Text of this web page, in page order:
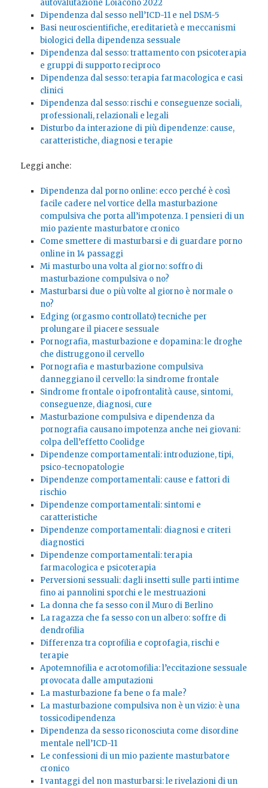
autovalutazione Loiacono 2022
Dipendenza dal sesso nell’ICD-11 e nel DSM-5
Basi neuroscientifiche, ereditarietà e meccanismi
biologici della dipendenza sessuale
Dipendenza dal sesso: trattamento con psicoterapia
e gruppi di supporto reciproco
Dipendenza dal sesso: terapia farmacologica e casi
clinici
Dipendenza dal sesso: rischi e conseguenze sociali,
professionali, relazionali e legali
Disturbo da interazione di più dipendenze: cause,
caratteristiche, diagnosi e terapie
Leggi anche:
Dipendenza dal porno online: ecco perché è così
facile cadere nel vortice della masturbazione
compulsiva che porta all’impotenza. I pensieri di un
mio paziente masturbatore cronico
Come smettere di masturbarsi e di guardare porno
online in 14 passaggi
Mi masturbo una volta al giorno: soffro di
masturbazione compulsiva o no?
Masturbarsi due o più volte al giorno è normale o
no?
Edging (orgasmo controllato) tecniche per
prolungare il piacere sessuale
Pornografia, masturbazione e dopamina: le droghe
che distruggono il cervello
Pornografia e masturbazione compulsiva
danneggiano il cervello: la sindrome frontale
Sindrome frontale o ipofrontalità cause, sintomi,
conseguenze, diagnosi, cure
Masturbazione compulsiva e dipendenza da
pornografia causano impotenza anche nei giovani:
colpa dell’effetto Coolidge
Dipendenze comportamentali: introduzione, tipi,
psico-tecnopatologie
Dipendenze comportamentali: cause e fattori di
rischio
Dipendenze comportamentali: sintomi e
caratteristiche
Dipendenze comportamentali: diagnosi e criteri
diagnostici
Dipendenze comportamentali: terapia
farmacologica e psicoterapia
Perversioni sessuali: dagli insetti sulle parti intime
fino ai pannolini sporchi e le mestruazioni
La donna che fa sesso con il Muro di Berlino
La ragazza che fa sesso con un albero: soffre di
dendrofilia
Differenza tra coprofilia e coprofagia, rischi e
terapie
Apotemnofilia e acrotomofilia: l’eccitazione sessuale
provocata dalle amputazioni
La masturbazione fa bene o fa male?
La masturbazione compulsiva non è un vizio: è una
tossicodipendenza
Dipendenza da sesso riconosciuta come disordine
mentale nell’ICD-11
Le confessioni di un mio paziente masturbatore
cronico
I vantaggi del non masturbarsi: le rivelazioni di un